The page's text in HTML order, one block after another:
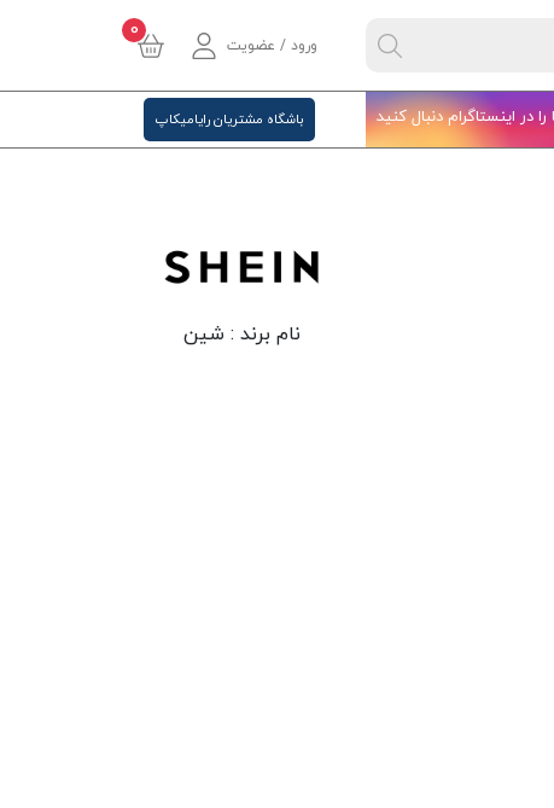
ورود / عضویت
0
را در اینستاگرام دنبال کنید باشگاه مشتریان رایامیکاپ
نام برند : شین